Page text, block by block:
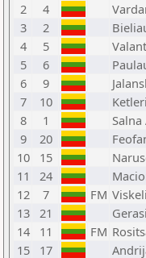
2
4
3
2
4
5
5
6
6
9
7
10
8
1
9
20
10
15
11
24
12
7 FM
13
21
14
11 FM
15
17